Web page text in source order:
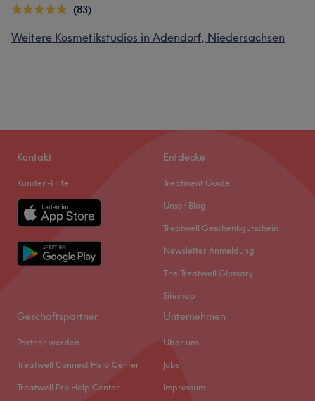
(83)
Weitere Kosmetikstudios in Adendorf, Niedersachsen
Kontakt
Kunden-Hilfe
Entdecke
Treatment Guide
Unser Blog
Treatwell Geschenkgutschein
Newsletter Anmeldung
The Treatwell Glossary
Sitemap
Geschäftspartner
Partner werden
Treatwell Connect Help Center
Treatwell Pro Help Center
Unternehmen
Über uns
Jobs
Impressum